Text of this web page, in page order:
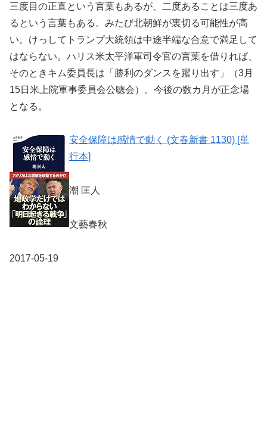
三度目の正直という言葉もあるが、二度あることは三度あ
るという言葉もある。みたび北朝鮮が裏切る可能性が高
い。けっしてトランプ大統領は中途半端な合意で満足して
はならない。ハリス米太平洋軍司令官の言葉を借りれば、
そのときキム委員長は「勝利のダンスを躍り出す」（3月
15日米上院軍事委員会公聴会）。今後の数カ月が正念場
となる。
安全保障は感情で動く (文春新書 1130) [単
行本]
潮 匡人
文藝春秋
2017-05-19